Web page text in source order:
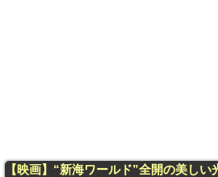
【映画】“新海ワールド”全開の美し